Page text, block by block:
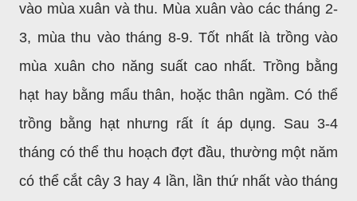
vào mùa xuân và thu. Mùa xuân vào các tháng 2-
3, mùa thu vào tháng 8-9. Tốt nhất là trồng vào
mùa xuân cho năng suất cao nhất. Trồng bằng
hạt hay bằng mẩu thân, hoặc thân ngầm. Có thể
trồng bằng hạt nhưng rất ít áp dụng. Sau 3-4
tháng có thể thu hoạch đợt đầu, thường một năm
có thể cắt cây 3 hay 4 lần, lần thứ nhất vào tháng